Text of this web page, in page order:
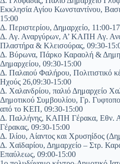
Εκκλησία Αγίου Κωνσταντίνου,
15:00
Δ. Περιστερίου, Δημαρχείο, 11:00-
Δ. Αγ. Αναργύρων, Α’ ΚΑΠΗ Αγ.
Πλαστήρα & Κλεισούρας, 09:30-
Δ. Βύρωνα, Πάρκο Καραολή &
Δημαρχείου, 09:30-15:00
Δ. Παλαιού Φαλήρου, Πολιτιστικό
Ηχούς 26,09:30-15:00
Δ. Χαλανδρίου, παλιό Δημαρχείο
Δημοτικού Συμβουλίου, Γρ.
από το ΚΕΠ, 09:30-15:00
Δ. Παλλήνης, ΚΑΠΗ Γέρακα, Εθν.
Γέρακας, 09:30-15:00
Δ. Ιλίου, Αίαντος και Χρυσηίδος
Δ. Χαϊδαρίου, Δημαρχείο – Στρ.
Επαύλεως, 09:00-15:00